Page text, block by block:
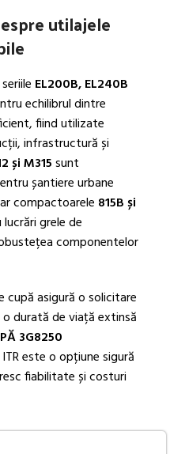
utilajele
EL200B, EL240B
echilibrul dintre
fiind utilizate
infrastructură și
și M315sunt
șantiere urbane
compactoarele 815B și
grele de
componentelor
cupă asigură o solicitare
durată de viață extinsă
3G8250
este o opțiune sigură
fiabilitate și costuri